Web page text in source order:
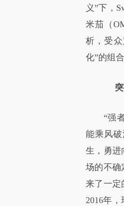
义”下，
米茄（
析，受
化”的组
“强者
能乘风
生，勇进
场的不确
来了一定
2016年